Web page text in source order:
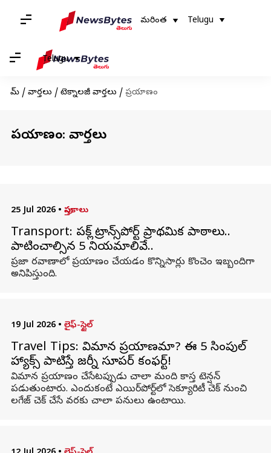
మరింత Telugu
Telugu
హోమ్ / వార్తలు / టెక్నాలజీ వార్తలు / ప్రయాణం
ప్రయాణం: వార్తలు
25 Jul 2026 • పుస్తకాలు
Transport: పబ్లిక్ ట్రాన్స్‌పోర్ట్ ప్రాథమిక పాఠాలు..
పాటించాల్సిన 5 నియమాలివే..
ప్రజా రవాణాలో ప్రయాణం చేయడం కొన్నిసార్లు కొంచెం ఇబ్బందిగా
అనిపిస్తుంది.
19 Jul 2026 • లైఫ్-స్టైల్
Travel Tips: విమాన ప్రయాణమా? ఈ 5 సింపుల్
హ్యాక్స్ పాటిస్తే జర్నీ సూపర్ కంఫర్ట్!
విమాన ప్రయాణం చేసేటప్పుడు చాలా మంది కాస్త టెన్షన్
పడుతుంటారు. ఎందుకంటే ఎయిర్‌పోర్ట్‌లో సెక్యూరిటీ చెక్ నుంచి
లగేజ్ చెక్ చేసే వరకు చాలా పనులు ఉంటాయి.